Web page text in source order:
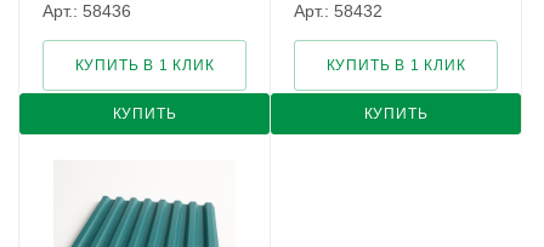
Арт.: 58436
КУПИТЬ
КУПИТЬ В 1 КЛИК
Арт.: 58432
КУПИТЬ
КУПИТЬ В 1 КЛИК